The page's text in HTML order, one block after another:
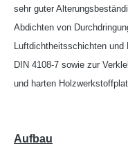
sehr guter
Abdichten von
Luftdichtheitsschichten und
DIN 4108-7 sowie zur
und harten
Aufbau